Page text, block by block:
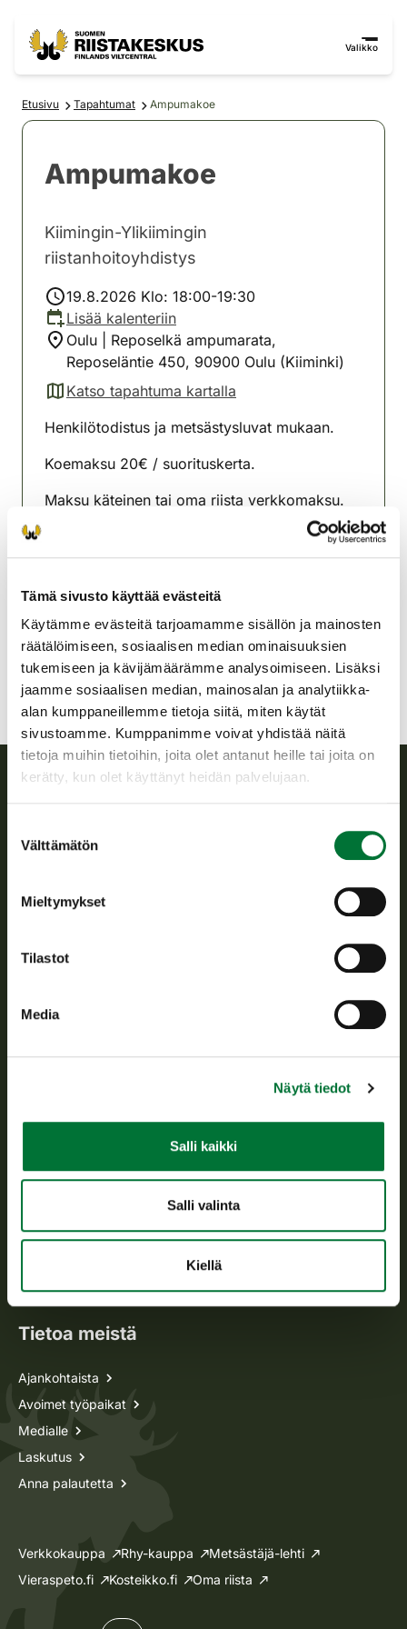
Tämä sivusto käyttää evästeitä
Käytämme evästeitä tarjoamamme sisällön ja mainosten
räätälöimiseen, sosiaalisen median ominaisuuksien
tukemiseen ja kävijämäärämme analysoimiseen. Lisäksi
jaamme sosiaalisen median, mainosalan ja analytiikka-
alan kumppaneillemme tietoja siitä, miten käytät
sivustoamme. Kumppanimme voivat yhdistää näitä
tietoja muihin tietoihin, joita olet antanut heille tai joita on
kerätty, kun olet käyttänyt heidän palvelujaan.
valinta
Välttämätön
Mieltymykset
Tilastot
Media
Näytä tiedot
Salli kaikki
Salli valinta
Kiellä
Valikko
Etusivu Tapahtumat Ampumakoe
Ampumakoe
Kiimingin-Ylikiimingin
riistanhoitoyhdistys
19.8.2026 Klo: 18:00-19:30
Lisää kalenteriin
Oulu | Reposelkä ampumarata,
Reposeläntie 450, 90900 Oulu (Kiiminki)
Katso tapahtuma kartalla
(avautuu uuteen välilehteen)
Henkilötodistus ja metsästysluvat mukaan.
Koemaksu 20€ / suorituskerta.
Maksu käteinen tai oma riista verkkomaksu.
Oulu
0400-166780
kiiminki-ylikiiminki@rhy.riista.fi
Suomen riistakeskus edistää kestävää riistataloutta, tukee
toimeenpanosta sekä vastaa sille säädetyistä julkisista
hallintotehtävistä.
Kaikki yhteystiedot
Metsästyskortti-asiat
Tietoa meistä
Ajankohtaista
Avoimet työpaikat
Medialle
Laskutus
Anna palautetta
Verkkokauppa Rhy-kauppa
Metsästäjä-lehti
Vieraspeto.fi
Kosteikko.fi Oma riista